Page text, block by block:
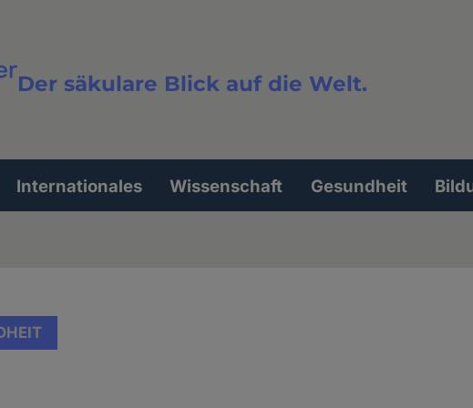
Der säkulare Blick auf die Welt.
Volltextsuche
Internationales Wissenschaft Gesundheit